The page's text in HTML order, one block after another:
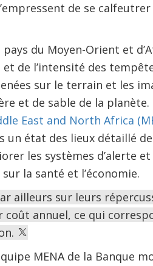
de se
du Moyen-Orient et
de l’intensité des
sur le terrain et les
et de sable de la
East and North Africa
un état des lieux détaillé
les systèmes d’alerte
la santé et l’économie.
ailleurs sur leurs
annuel, ce qui
MENA de la Banque